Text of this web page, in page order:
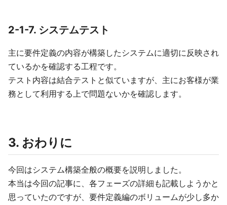
2-1-7. システムテスト
主に要件定義の内容が構築したシステムに適切に反映され
ているかを確認する工程です。
テスト内容は結合テストと似ていますが、主にお客様が業
務として利用する上で問題ないかを確認します。
3. おわりに
今回はシステム構築全般の概要を説明しました。
本当は今回の記事に、各フェーズの詳細も記載しようかと
思っていたのですが、要件定義編のボリュームが少し多か